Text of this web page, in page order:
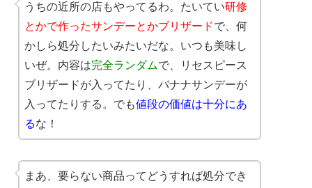
うちの近所の店もやってるわ。たいてい研修
とかで作ったサンデーとかブリザードで、何
かしら処分したいみたいだな。いつも美味し
いぜ。内容は完全ランダムで、リセスピース
ブリザードが入ってたり、バナナサンデーが
入ってたりする。でも値段の価値は十分にあ
るな！
まあ、要らない商品ってどうすれば処分でき